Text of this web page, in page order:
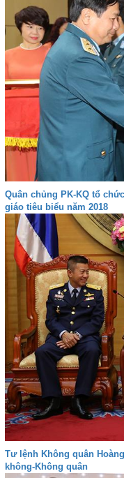
Quân chủng PK-KQ tổ
giáo tiêu biểu năm 2018
Tư lệnh Không quân
không-Không quân